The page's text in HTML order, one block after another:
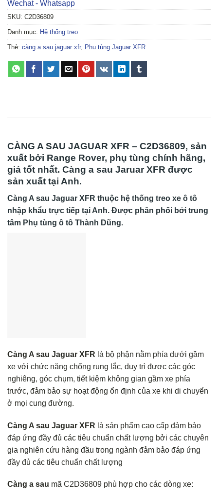
Wechat - Whatsapp
SKU: C2D36809
Danh mục: Hệ thống treo
Thẻ: càng a sau jaguar xfr, Phụ tùng Jaguar XFR
CÀNG A SAU JAGUAR XFR – C2D36809, sản
xuất bởi Range Rover, phụ tùng chính hãng,
giá tốt nhất. Càng a sau Jaruar XFR được
sản xuất tại Anh.
Càng A sau Jaguar XFR thuộc hệ thống treo xe ô tô
nhập khẩu trực tiếp tại Anh. Được phân phối bởi trung
tâm Phụ tùng ô tô Thành Dũng.
Càng A sau Jaguar XFR là bộ phận nằm phía dưới gầm
xe với chức năng chống rung lắc, duy trì được các góc
nghiêng, góc chụm, tiết kiệm không gian gầm xe phía
trước, đảm bảo sự hoạt động ổn định của xe khi di chuyển
ở mọi cung đường.
Càng A sau Jaguar XFR là sản phẩm cao cấp đảm bảo
đáp ứng đầy đủ các tiêu chuẩn chất lượng bởi các chuyên
gia nghiên cứu hàng đầu trong ngành đảm bảo đáp ứng
đầy đủ các tiêu chuẩn chất lượng
Càng a sau mã C2D36809 phù hợp cho các dòng xe: